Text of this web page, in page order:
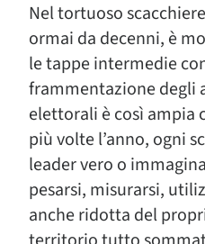
Nel tortuoso
ormai da decenni, è
le tappe intermedie
frammentazione degli
elettorali è così ampia
più volte l’anno, ogni
leader vero o
pesarsi, misurarsi,
anche ridotta del